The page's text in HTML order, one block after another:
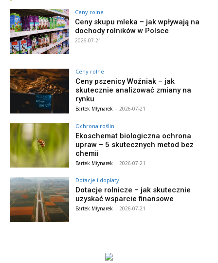
Ceny rolne
Ceny skupu mleka – jak wpływają na
dochody rolników w Polsce
2026-07-21
Ceny rolne
Ceny pszenicy Woźniak – jak
skutecznie analizować zmiany na
rynku
Bartek Młynarek - 2026-07-21
Ochrona roślin
Ekoschemat biologiczna ochrona
upraw – 5 skutecznych metod bez
chemii
Bartek Młynarek - 2026-07-21
Dotacje i dopłaty
Dotacje rolnicze – jak skutecznie
uzyskać wsparcie finansowe
Bartek Młynarek - 2026-07-21